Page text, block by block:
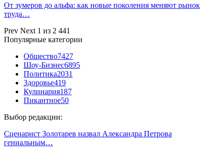
От зумеров до альфа: как новые поколения меняют рынок
труда…
Prev Next 1 из 2 441
Популярные категории
Общество7427
Шоу-Бизнес6895
Политика2031
Здоровье419
Кулинария187
Пикантное50
Выбор редакции:
Сценарист Золотарев назвал Александра Петрова
гениальным…